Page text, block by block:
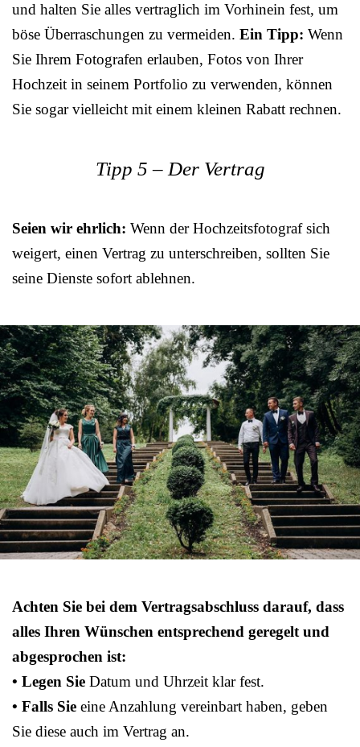
und halten Sie alles vertraglich im Vorhinein fest, um
böse Überraschungen zu vermeiden. Ein Tipp: Wenn
Sie Ihrem Fotografen erlauben, Fotos von Ihrer
Hochzeit in seinem Portfolio zu verwenden, können
Sie sogar vielleicht mit einem kleinen Rabatt rechnen.
Tipp 5 – Der Vertrag
Seien wir ehrlich: Wenn der Hochzeitsfotograf sich
weigert, einen Vertrag zu unterschreiben, sollten Sie
seine Dienste sofort ablehnen.
Achten Sie bei dem Vertragsabschluss darauf, dass
alles Ihren Wünschen entsprechend geregelt und
abgesprochen ist:
• Legen Sie Datum und Uhrzeit klar fest.
• Falls Sie eine Anzahlung vereinbart haben, geben
Sie diese auch im Vertrag an.